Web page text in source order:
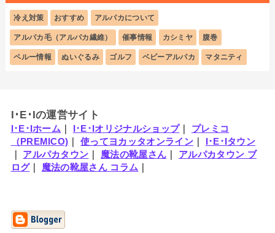
冷え対策 おすすめ アルパカについて
アルパカ毛（アルパカ繊維） 催事情報 カシミヤ 腹巻
ペルー情報 ぬいぐるみ ゴルフ ベビーアルパカ マタニティ
I･E･Iの運営サイト
I･E･Iホーム I･E･Iオリジナルショップ｜ プレミコ
（PREMICO) ｜使ってヨカッタオンライン｜ I･E･Iタウン
アルパカタウン 魔法の靴屋さん
アルパカタウン ブ
ログ｜ 魔法の靴屋さん コラム